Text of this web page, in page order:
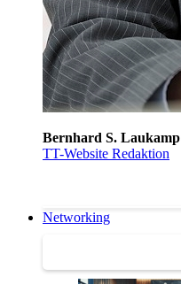
Bernhard S. Laukamp
TT-Website Redaktion
Networking